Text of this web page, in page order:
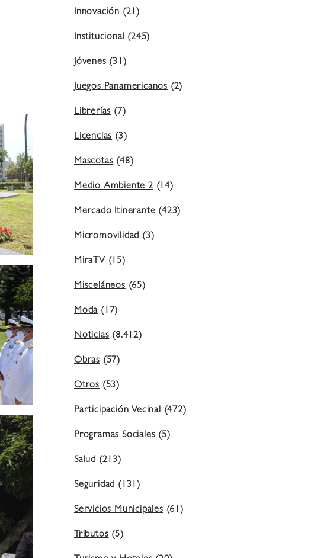
Innovación (21)
Institucional(245)
Jóvenes(31)
Juegos Panamericanos (2)
Librerías(7)
Licencias(3)
Mascotas(48)
Medio Ambiente 2(14)
Mercado Itinerante(423)
Micromovilidad(3)
MiraTV(15)
Misceláneos(65)
Moda(17)
Noticias(8.412)
Obras (57)
Otros (53)
Participación Vecinal(472)
Programas Sociales(5)
Salud (213)
Seguridad(131)
Servicios Municipales(61)
Tributos(5)